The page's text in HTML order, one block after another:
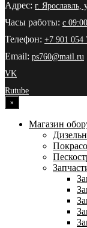
Адрес: г. Ярославль,
Часы работы: с
Телефон: +7 901 054
Email: ps760@mail.ru
VK
Rutube
×
Магазин